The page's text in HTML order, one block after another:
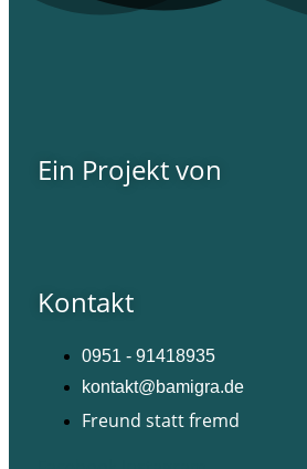
Ein Projekt von
Kontakt
0951 - 91418935
kontakt@bamigra.de
Freund statt fremd